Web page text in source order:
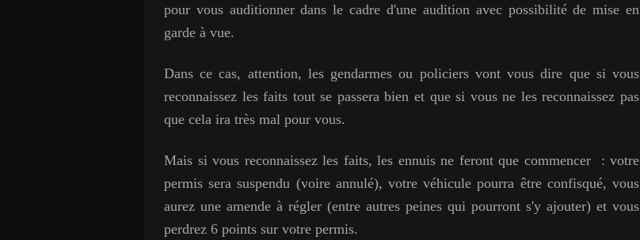
pour vous auditionner dans le cadre d'une audition avec possibilité de mise en
garde à vue.
Dans ce cas, attention, les gendarmes ou policiers vont vous dire que si vous
reconnaissez les faits tout se passera bien et que si vous ne les reconnaissez pas
que cela ira très mal pour vous.
Mais si vous reconnaissez les faits, les ennuis ne feront que commencer : votre
permis sera suspendu (voire annulé), votre véhicule pourra être confisqué, vous
aurez une amende à régler (entre autres peines qui pourront s'y ajouter) et vous
perdrez 6 points sur votre permis.